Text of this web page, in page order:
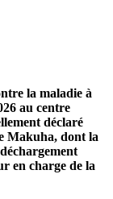
la maladie à
au centre
déclaré
Makuha, dont la
en charge de la